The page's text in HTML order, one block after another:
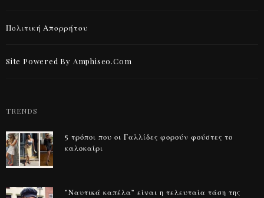
Πολιτική Απορρήτου
Site Powered By Amphiseo.com
TRENDS
5 τρόποι που οι Γαλλίδες φορούν φούστες το
καλοκαίρι
”Ναυτικά καπέλα” είναι η τελευταία τάση της